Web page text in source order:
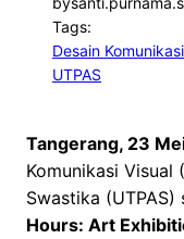
Tags:
Desain
UTPAS
Tangerang, 23
Komunikasi Visual
Swastika
Hours: Art